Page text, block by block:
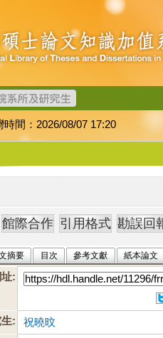
間：2026/08/07 17:20
摘要 目次 參考文獻 紙本論文
:
:
祝曉旼